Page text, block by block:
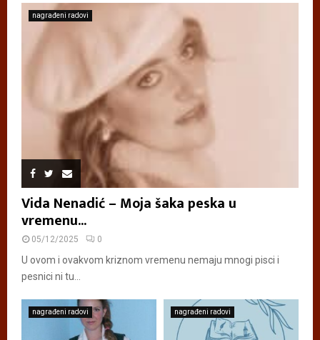
nagrađeni radovi
Vida Nenadić – Moja šaka peska u
vremenu...
05/12/2025 0
U ovom i ovakvom kriznom vremenu nemaju mnogi pisci i
pesnici ni tu...
nagrađeni radovi nagrađeni radovi